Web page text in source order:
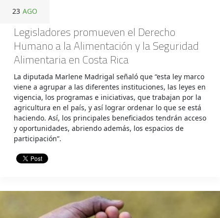
23 AGO
Legisladores promueven el Derecho
Humano a la Alimentación y la Seguridad
Alimentaria en Costa Rica
La diputada Marlene Madrigal señaló que “esta ley marco
viene a agrupar a las diferentes instituciones, las leyes en
vigencia, los programas e iniciativas, que trabajan por la
agricultura en el país, y así lograr ordenar lo que se está
haciendo. Así, los principales beneficiados tendrán acceso
y oportunidades, abriendo además, los espacios de
participación”.